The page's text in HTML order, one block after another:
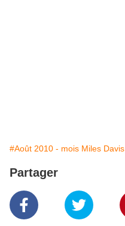
#Août 2010 - mois Miles Davis
Partager